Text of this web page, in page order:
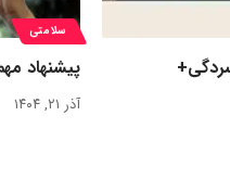
سلامتی
پیشنهاد
آذر ۲۱, ۱۴۰۴